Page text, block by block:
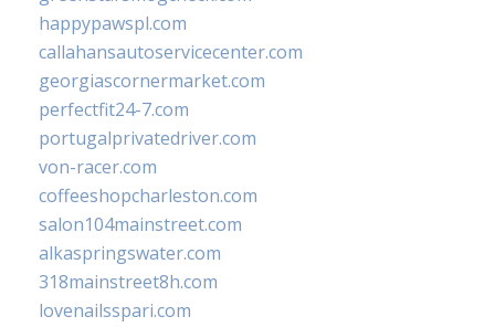
happypawspl.com
callahansautoservicecenter.com
georgiascornermarket.com
perfectfit24-7.com
portugalprivatedriver.com
von-racer.com
coffeeshopcharleston.com
salon104mainstreet.com
alkaspringswater.com
318mainstreet8h.com
lovenailsspari.com